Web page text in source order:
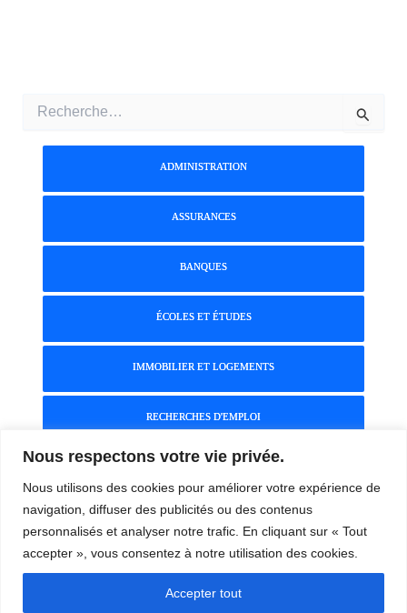
Nous respectons votre vie privée.
Nous utilisons des cookies pour améliorer votre expérience de
navigation, diffuser des publicités ou des contenus
personnalisés et analyser notre trafic. En cliquant sur « Tout
accepter », vous consentez à notre utilisation des cookies.
Accepter tout
ADMINISTRATION
ASSURANCES
BANQUES
ÉCOLES ET ÉTUDES
IMMOBILIER ET LOGEMENTS
RECHERCHES D'EMPLOI
RELATIONS PROFESSIONNELLES
RÉSILIATION D'ABONNEMENTS